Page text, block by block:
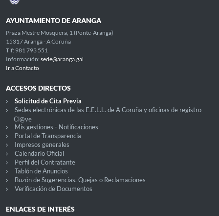
AYUNTAMIENTO DE ARANGA
Praza Mestre Mosquera, 1 (Ponte-Aranga)
15317 Aranga - A Coruña
Tlf: 981 793 551
Información: sede@aranga.gal
Ir a Contacto
ACCESOS DIRECTOS
Solicitud de Cita Previa
Sedes electrónicas de las E.E.L.L. de A Coruña y oficinas de registro
Cl@ve
Mis gestiones - Notificaciones
Portal de Transparencia
Impresos generales
Calendario Oficial
Perfil del Contratante
Tablón de Anuncios
Buzón de Sugerencias, Quejas o Reclamaciones
Verificación de Documentos
ENLACES DE INTERÉS